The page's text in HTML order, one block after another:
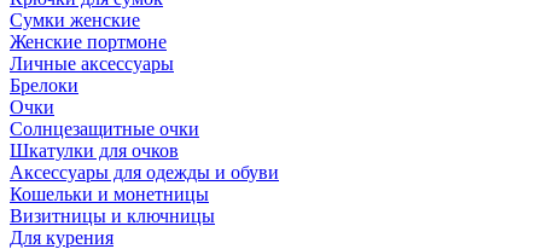
Сумки женские
Женские портмоне
Личные аксессуары
Брелоки
Очки
Солнцезащитные очки
Шкатулки для очков
Аксессуары для одежды и обуви
Кошельки и монетницы
Визитницы и ключницы
Для курения